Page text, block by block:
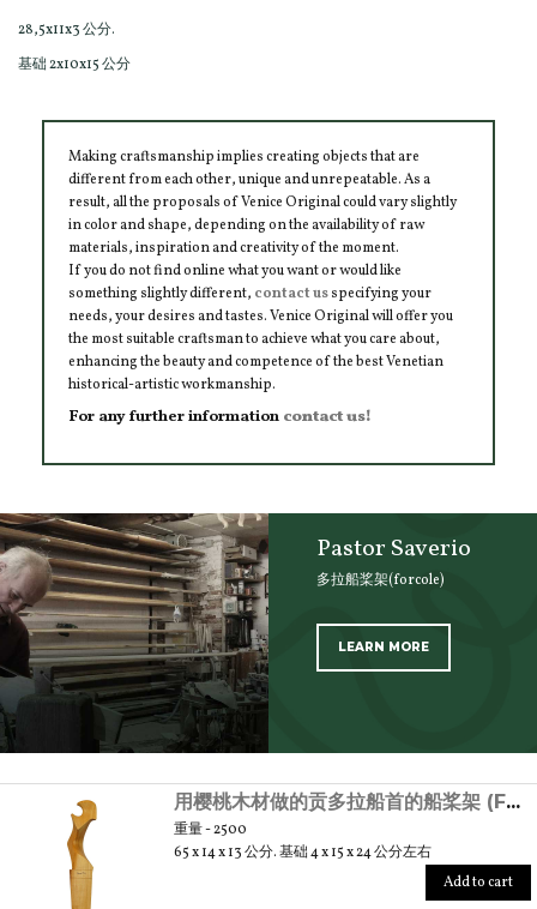
28,5x11x3 公分.
基础 2x10x15 公分
Making craftsmanship implies creating objects that are
different from each other, unique and unrepeatable. As a
result, all the proposals of Venice Original could vary slightly
in color and shape, depending on the availability of raw
materials, inspiration and creativity of the moment.
If you do not find online what you want or would like
something slightly different, contact usspecifying your
needs, your desires and tastes. Venice Original will offer you
the most suitable craftsman to achieve what you care about,
enhancing the beauty and competence of the best Venetian
historical-artistic workmanship.
For any further information contact us!
Pastor Saverio
多拉船桨架(forcole)
LEARN MORE
用樱桃木材做的贡多拉船首的船桨架 (FÒRCOLA)，上油、打蜡
重量 - 2500
65 x 14 x 13 公分. 基础 4 x 15 x 24 公分左右
Add to cart